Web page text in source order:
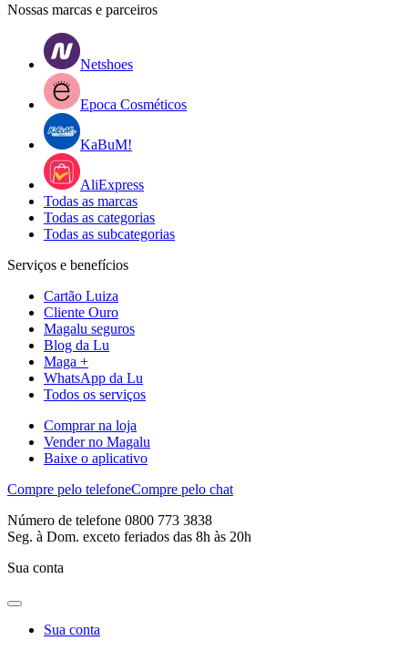
Nossas marcas e parceiros
Netshoes
Epoca Cosméticos
KaBuM!
AliExpress
Todas as marcas
Todas as categorias
Todas as subcategorias
Serviços e benefícios
Cartão Luiza
Cliente Ouro
Magalu seguros
Blog da Lu
Maga +
WhatsApp da Lu
Todos os serviços
Comprar na loja
Vender no Magalu
Baixe o aplicativo
Compre pelo telefoneCompre pelo chat
Número de telefone 0800 773 3838
Seg. à Dom. exceto feriados das 8h às 20h
Sua conta
Sua conta